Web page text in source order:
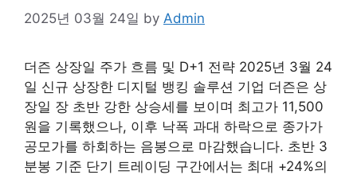
2025년 03월 24일 by Admin
더즌 상장일 주가 흐름 및 D+1 전략 2025년 3월 24
일 신규 상장한 디지털 뱅킹 솔루션 기업 더즌은 상
장일 장 초반 강한 상승세를 보이며 최고가 11,500
원을 기록했으나, 이후 낙폭 과대 하락으로 종가가
공모가를 하회하는 음봉으로 마감했습니다. 초반 3
분봉 기준 단기 트레이딩 구간에서는 최대 +24%의